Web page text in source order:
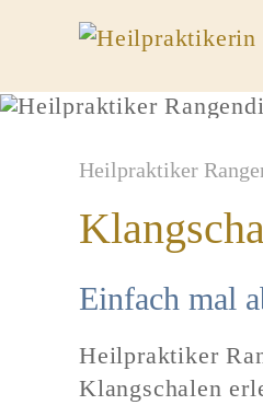
Heilpraktiker
Einfach mal
Heilpraktiker
Klangschalen